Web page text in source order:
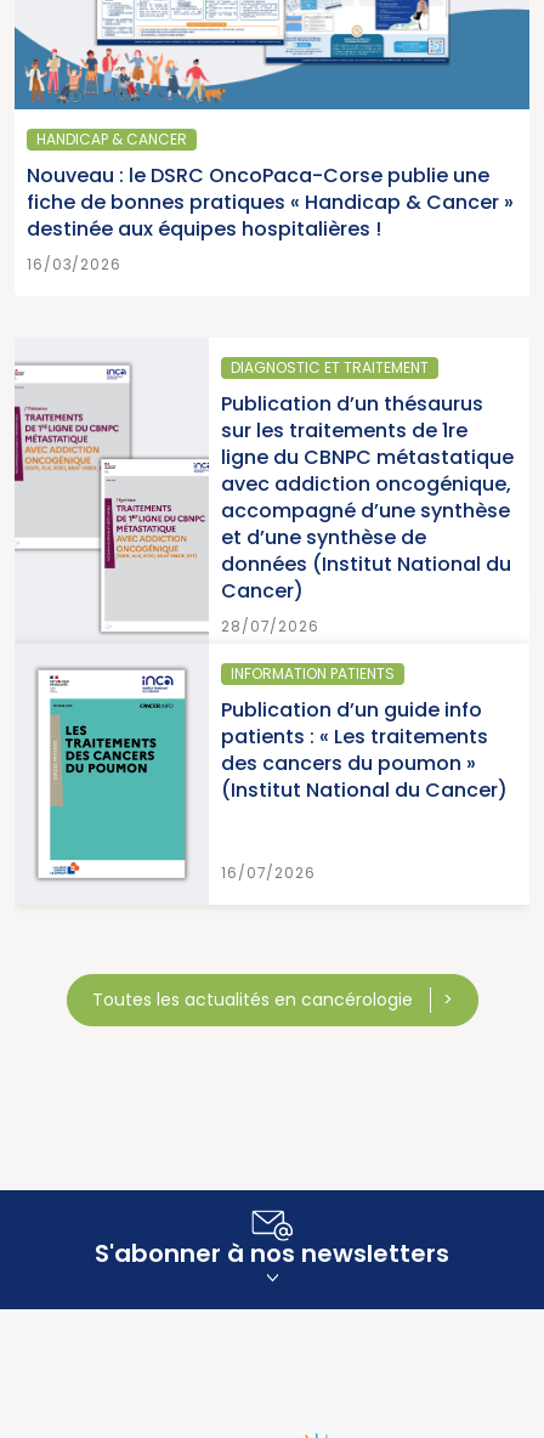
HANDICAP & CANCER
Nouveau : le DSRC OncoPaca-Corse publie une
fiche de bonnes pratiques « Handicap & Cancer »
destinée aux équipes hospitalières !
16/03/2026
ET TRAITEMENT
d’un thésaurus
traitements de 1re
du CBNPC métastatique
addiction oncogénique,
d’une synthèse
synthèse de
(Institut National du
PATIENTS
d’un guide info
: « Les traitements
du poumon »
National du Cancer)
2026
pour
du
15/07/
Toutes les actualités en cancérologie
S'abonner à nos newsletters